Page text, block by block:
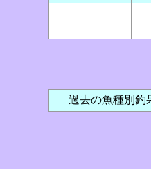
過去の魚種別釣